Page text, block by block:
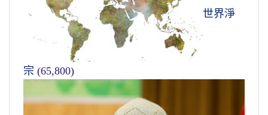
世界淨
宗 (65,800)